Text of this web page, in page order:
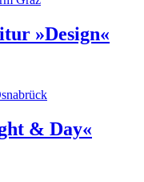
»Design«
& Day«